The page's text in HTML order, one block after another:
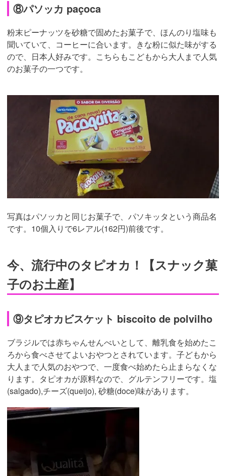
⑧パソッカ paçoca
粉末ピーナッツを砂糖で固めたお菓子で、ほんのり塩味も
聞いていて、コーヒーに合います。きな粉に似た味がする
ので、日本人好みです。こちらもこどもから大人まで人気
のお菓子の一つです。
写真はパソッカと同じお菓子で、パソキッタという商品名
です。10個入りで6レアル(162円)前後です。
今、流行中のタピオカ！【スナック菓
子のお土産】
⑨タピオカビスケット biscoito de polvilho
ブラジルでは赤ちゃんせんべいとして、離乳食を始めたこ
ろから食べさせてよいおやつとされています。子どもから
大人まで人気のおやつで、一度食べ始めたら止まらなくな
ります。タピオカが原料なので、グルテンフリーです。塩
(salgado),チーズ(queijo), 砂糖(doce)味があります。